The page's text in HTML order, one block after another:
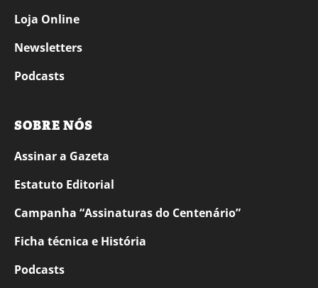
Loja Online
Newsletters
Podcasts
SOBRE NÓS
Assinar a Gazeta
Estatuto Editorial
Campanha “Assinaturas do Centenário”
Ficha técnica e História
Podcasts